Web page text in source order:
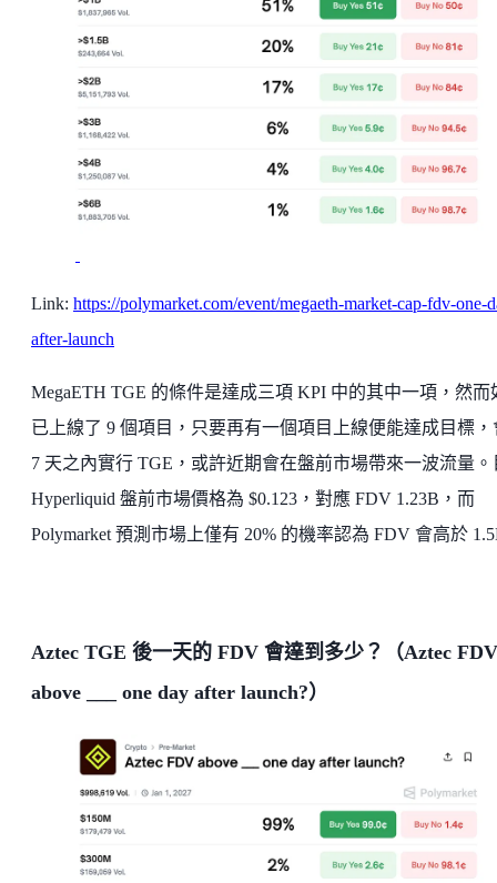
Link: https://polymarket.com/event/megaeth-market-cap-fdv-one-
after-launch
MegaETH TGE 的條件是達成三項 KPI 中的其中一項，然而
已上線了 9 個項目，只要再有一個項目上線便能達成目標，
7 天之內實行 TGE，或許近期會在盤前市場帶來一波流量。
Hyperliquid 盤前市場價格為 $0.123，對應 FDV 1.23B，而
Polymarket 預測市場上僅有 20% 的機率認為 FDV 會高於
Aztec TGE 後一天的 FDV 會達到多少？（Aztec FDV
above ___ one day after launch?）